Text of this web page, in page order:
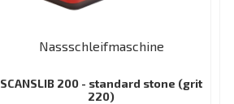
Nassschleifmaschine
SCANSLIB 200 - standard stone (grit
220)